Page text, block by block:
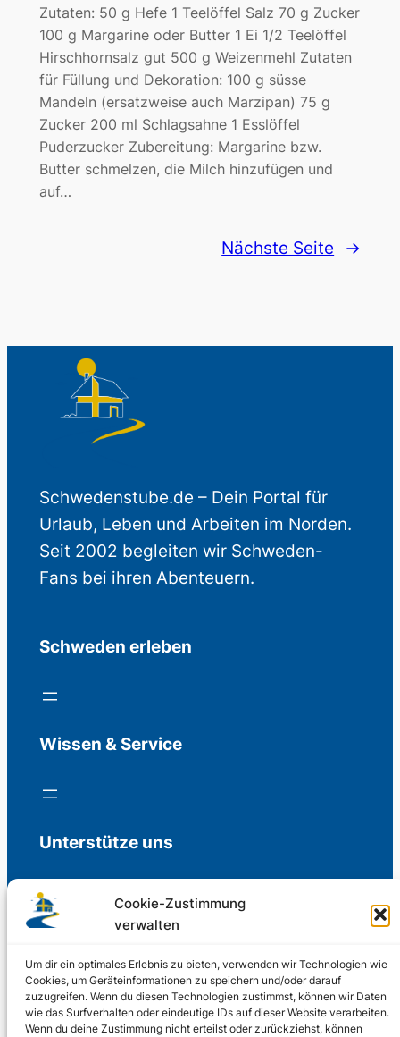
Cookie-Zustimmung
verwalten
Um dir ein optimales Erlebnis zu bieten, verwenden wir Technologien wie
Cookies, um Geräteinformationen zu speichern und/oder darauf
zuzugreifen. Wenn du diesen Technologien zustimmst, können wir Daten
wie das Surfverhalten oder eindeutige IDs auf dieser Website verarbeiten.
Wenn du deine Zustimmung nicht erteilst oder zurückziehst, können
Zutaten: 50 g Hefe 1 Teelöffel Salz 70 g Zucker
100 g Margarine oder Butter 1 Ei 1/2 Teelöffel
Hirschhornsalz gut 500 g Weizenmehl Zutaten
für Füllung und Dekoration: 100 g süsse
Mandeln (ersatzweise auch Marzipan) 75 g
Zucker 200 ml Schlagsahne 1 Esslöffel
Puderzucker Zubereitung: Margarine bzw.
Butter schmelzen, die Milch hinzufügen und
auf…
Nächste Seite →
Schwedenstube.de – Dein Portal für
Urlaub, Leben und Arbeiten im Norden.
Seit 2002 begleiten wir Schweden-
Fans bei ihren Abenteuern.
Schweden erleben
Wissen & Service
Unterstütze uns
Freiwillige Spenden für die Aufrechterhaltung
Support us